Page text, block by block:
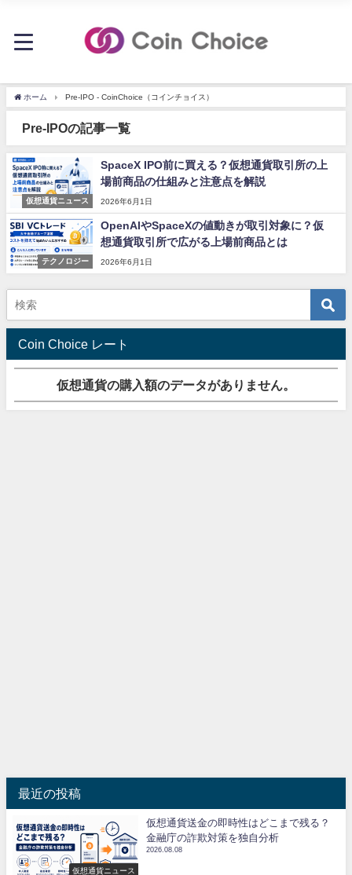
ホーム Pre-IPO - CoinChoice（コインチョイス）
Pre-IPOの記事一覧
仮想通貨ニュース
SpaceX IPO前に買える？仮想通貨取引所の上
場前商品の仕組みと注意点を解説
2026年6月1日
テクノロジー
OpenAIやSpaceXの値動きが取引対象に？仮
想通貨取引所で広がる上場前商品とは
2026年6月1日
Coin Choice レート
仮想通貨の購入額のデータがありません。
最近の投稿
仮想通貨ニュース
仮想通貨送金の即時性はどこまで残る？
金融庁の詐欺対策を独自分析
2026.08.08